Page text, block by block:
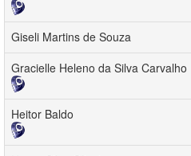
Giseli Martins de Souza
Gracielle Heleno da Silva Carvalho
Heitor Baldo